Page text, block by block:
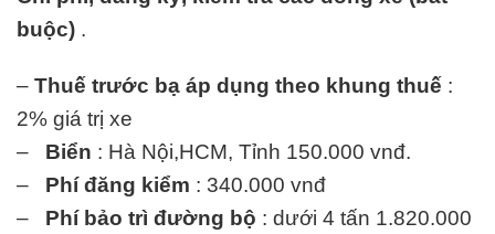
buộc) .
– Thuế trước bạ áp dụng theo khung thuế :
2% giá trị xe
– Biển : Hà Nội,HCM, Tỉnh 150.000 vnđ.
– Phí đăng kiểm : 340.000 vnđ
– Phí bảo trì đường bộ : dưới 4 tấn 1.820.000